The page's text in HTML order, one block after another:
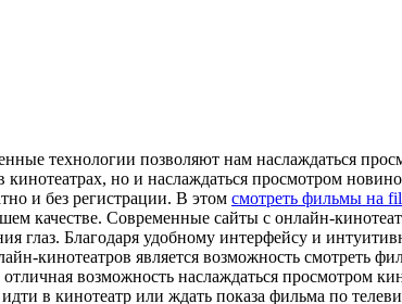
технологии позволяют нам наслаждаться
но и наслаждаться просмотром
и без регистрации. В этом смотреть фильмы на
качестве. Современные сайты с онлайн-
глаз. Благодаря удобному интерфейсу и
кинотеатров является возможность
возможность наслаждаться просмотром
в кинотеатр или ждать показа фильма по